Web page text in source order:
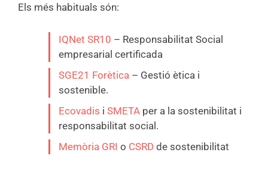
Els més habituals són:
IQNet SR10 – Responsabilitat Social
empresarial certificada
SGE21 Forètica – Gestió ètica i
sostenible.
Ecovadis i SMETA per a la sostenibilitat i
responsabilitat social.
Memòria GRI o CSRD de sostenibilitat